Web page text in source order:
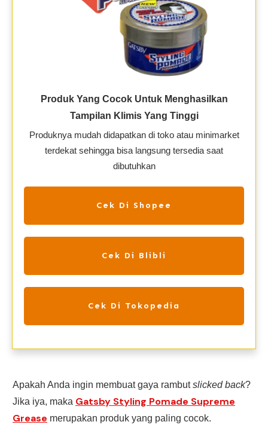
Produk Yang Cocok Untuk Menghasilkan
Tampilan Klimis Yang Tinggi
Produknya mudah didapatkan di toko atau minimarket
terdekat sehingga bisa langsung tersedia saat
dibutuhkan
Cek Di Shopee
Cek Di Blibli
Cek Di Tokopedia
Apakah Anda ingin membuat gaya rambutslicked back?
Jika iya, maka Gatsby Styling Pomade Supreme
Grease merupakan produk yang paling cocok.